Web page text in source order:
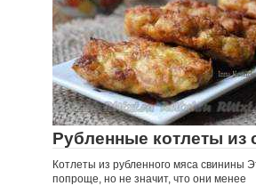
Рубленные котлеты из
Котлеты из рубленного мяса свинины
попроще, но не значит, что они менее